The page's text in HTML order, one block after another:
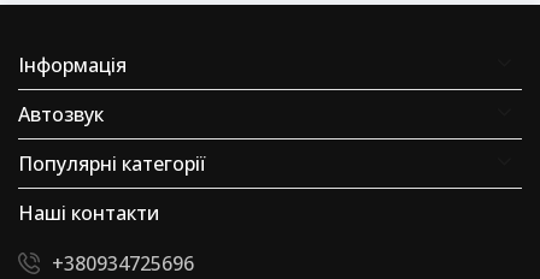
Інформація
Автозвук
Популярні категорії
Наші контакти
+380934725696